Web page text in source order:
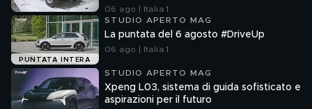
06 ago | Italia 1
PUNTATA INTERA
STUDIO APERTO MAG
La puntata del 6 agosto #DriveUp
06 ago | Italia 1
STUDIO APERTO MAG
Xpeng L03, sistema di guida sofisticato e
aspirazioni per il futuro